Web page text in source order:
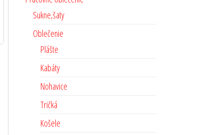
Sukne,šaty
Oblečenie
Plášte
Kabáty
Nohavice
Tričká
Košele